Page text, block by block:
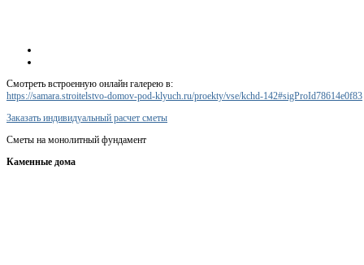
Смотреть встроенную онлайн галерею в:
https://samara.stroitelstvo-domov-pod-klyuch.ru/proekty/vse/kchd-142#sigProId78614e0f83
Заказать индивидуальный расчет сметы
Сметы на монолитный фундамент
Каменные дома